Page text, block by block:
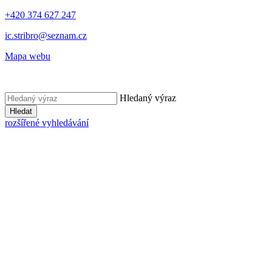
+420 374 627 247
ic.stribro@seznam.cz
Mapa webu
Hledaný výraz
Hledat
rozšířené vyhledávání